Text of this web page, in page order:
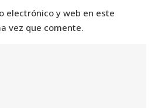
electrónico y web en este
vez que comente.